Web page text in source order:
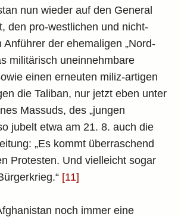
nun wieder auf den General
den pro-westlichen und nicht-
Anführer der ehemaligen „Nord-
militärisch uneinnehmbare
einen erneuten miliz-artigen
die Taliban, nur jetzt eben unter
Massuds, des „jungen
jubelt etwa am 21. 8. auch die
„Es kommt überraschend
Protesten. Und vielleicht sogar
[11]
noch immer eine